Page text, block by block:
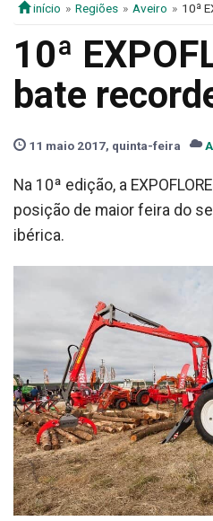
início Regiões Aveiro 10ª
10ª
bate
11 maio 2017, quinta-feira
Na 10ª edição, a
posição de maior feira do
ibérica.